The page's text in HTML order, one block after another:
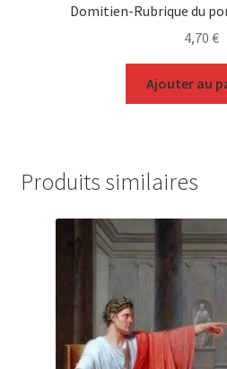
Domitien-Rubrique du
4,70 €
Ajouter au
Produits similaires